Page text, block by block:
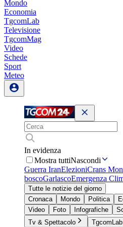
Mondo
Economia
TgcomLab
Televisione
TgcomMag
Video
Schede
Sport
Meteo
In evidenza
Mostra tuttiNascondi
Guerra IranElezioniCrans
boscoGarlascoEmergenza
Tutte le notizie del giorno
Cronaca
Mondo Politica
Video
Foto Infografiche
Tv & Spettacolo
TgcomLab